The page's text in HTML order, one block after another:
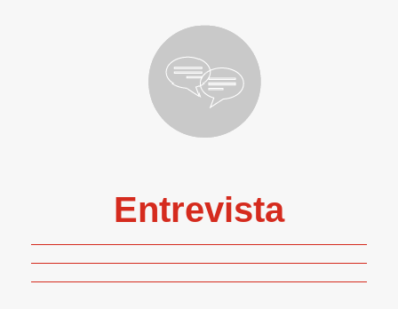
Entrevista